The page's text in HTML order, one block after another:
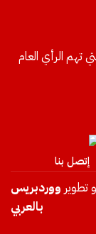
تهم الرأي العام
إتصل بنا
ووردبريس
بالعربي